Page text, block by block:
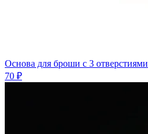
Основа для броши с 3 отверстиями
70 ₽